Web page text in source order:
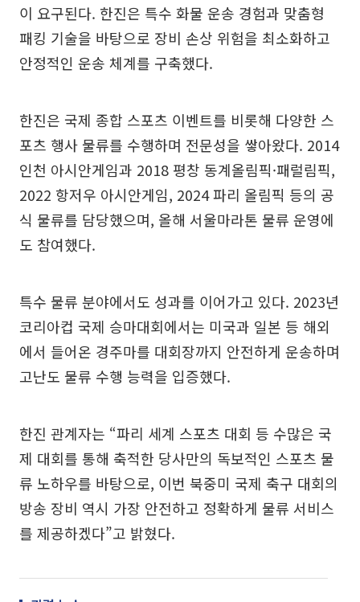
이 요구된다. 한진은 특수 화물 운송 경험과 맞춤형
패킹 기술을 바탕으로 장비 손상 위험을 최소화하고
안정적인 운송 체계를 구축했다.
한진은 국제 종합 스포츠 이벤트를 비롯해 다양한 스
포츠 행사 물류를 수행하며 전문성을 쌓아왔다. 2014
인천 아시안게임과 2018 평창 동계올림픽·패럴림픽,
2022 항저우 아시안게임, 2024 파리 올림픽 등의 공
식 물류를 담당했으며, 올해 서울마라톤 물류 운영에
도 참여했다.
특수 물류 분야에서도 성과를 이어가고 있다. 2023년
코리아컵 국제 승마대회에서는 미국과 일본 등 해외
에서 들어온 경주마를 대회장까지 안전하게 운송하며
고난도 물류 수행 능력을 입증했다.
한진 관계자는 “파리 세계 스포츠 대회 등 수많은 국
제 대회를 통해 축적한 당사만의 독보적인 스포츠 물
류 노하우를 바탕으로, 이번 북중미 국제 축구 대회의
방송 장비 역시 가장 안전하고 정확하게 물류 서비스
를 제공하겠다”고 밝혔다.